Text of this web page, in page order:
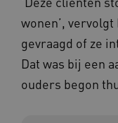
wonen’, vervolgt
gevraagd of ze
Dat was bij een
ouders begon
__Secure-
__Secure-